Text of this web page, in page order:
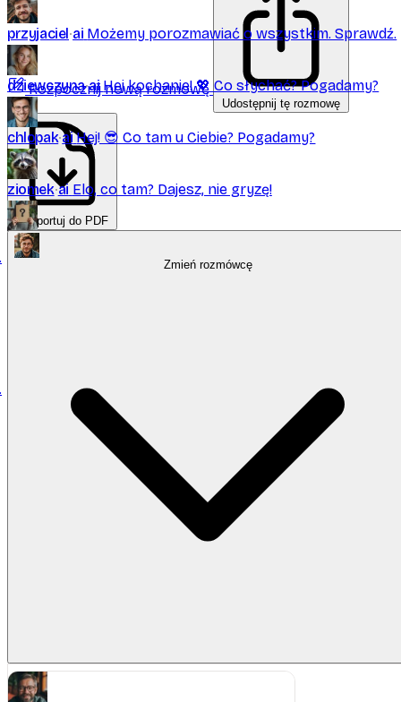
przyjaciel ai Możemy porozmawiać o wszystkim. Sprawdź.
dziewczyna ai Hej kochanie! 💖 Co słychać? Pogadamy?
chlopak ai Hej! 😎 Co tam u Ciebie? Pogadamy?
ziomek ai Elo, co tam? Dajesz, nie gryzę!
ktokolwiek
Rozrywka
Odsłonię dla Ciebie sekrety najbliższej
przyszłości.
Zastanawiasz się, czy zabiorę Ci pracę?
Przenieś się w czasie i przestrzeni.
Rozpocznij nową rozmowę
Udostępnij tę rozmowę
Eksportuj do PDF
Zmień rozmówcę
Pliki w tej rozmowie